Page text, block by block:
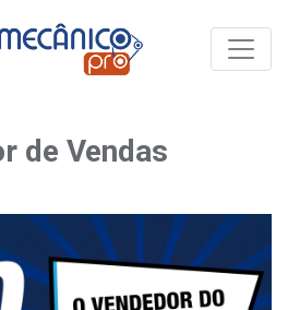
de Vendas